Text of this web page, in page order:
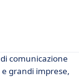
comunicazione
grandi imprese,